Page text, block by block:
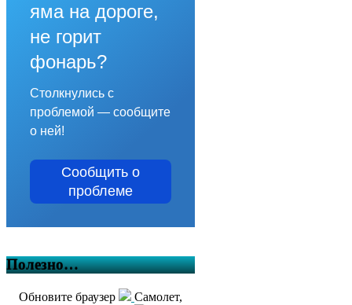
яма на дороге,
не горит
фонарь?
Столкнулись с
проблемой — сообщите
о ней!
Сообщить о
проблеме
Полезно…
Обновите браузер
Самолет,